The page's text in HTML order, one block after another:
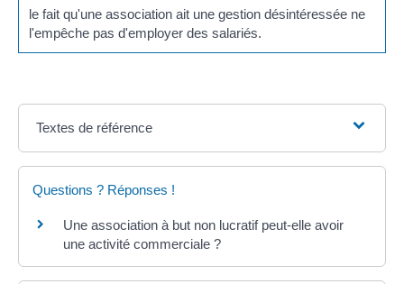
le fait qu'une association ait une gestion désintéressée ne
l'empêche pas d'employer des salariés.
Textes de référence
Questions ? Réponses !
Une association à but non lucratif peut-elle avoir
une activité commerciale ?